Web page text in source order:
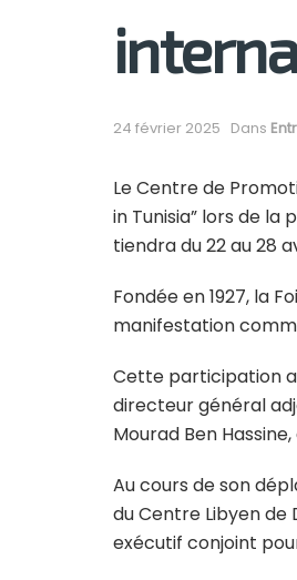
24 février 2025 Dans
Le Centre de
in Tunisia” lors de
tiendra du 22 au 28
Fondée en 1927, la
manifestation
Cette participation
directeur général
Mourad Ben
Au cours de son
du Centre Libyen de
exécutif conjoint